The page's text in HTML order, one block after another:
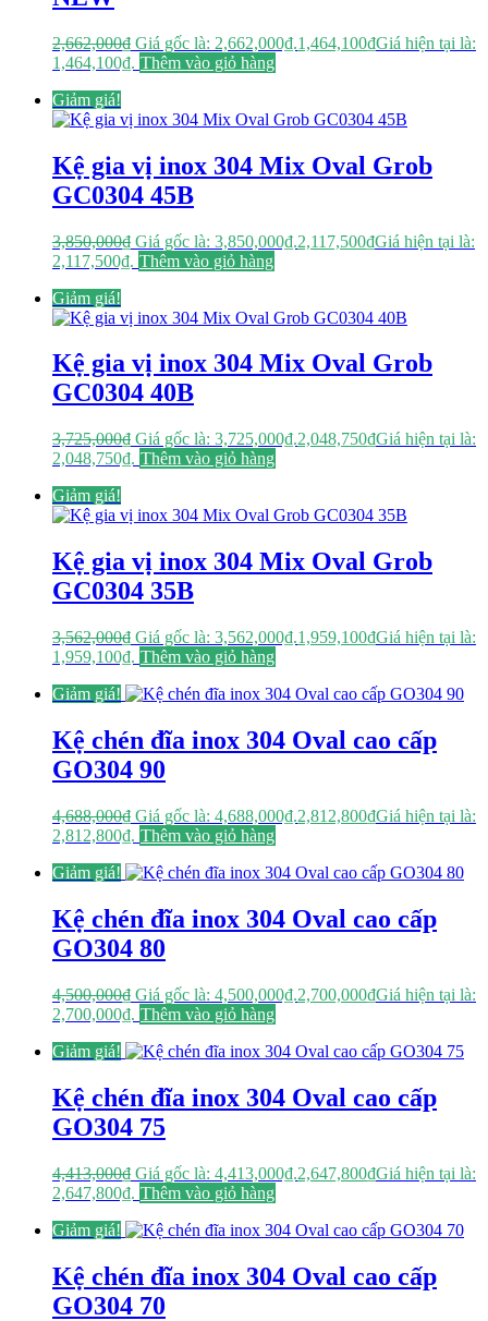
2,662,000₫ Giá gốc là: 2,662,000₫.1,464,100₫Giá hiện tại là:
1,464,100₫. Thêm vào giỏ hàng
Giảm giá!
Kệ gia vị inox 304 Mix Oval Grob
GC0304 45B
3,850,000₫ Giá gốc là: 3,850,000₫.2,117,500₫Giá hiện tại là:
2,117,500₫. Thêm vào giỏ hàng
Giảm giá!
Kệ gia vị inox 304 Mix Oval Grob
GC0304 40B
3,725,000₫ Giá gốc là: 3,725,000₫.2,048,750₫Giá hiện tại là:
2,048,750₫. Thêm vào giỏ hàng
Giảm giá!
Kệ gia vị inox 304 Mix Oval Grob
GC0304 35B
3,562,000₫ Giá gốc là: 3,562,000₫.1,959,100₫Giá hiện tại là:
1,959,100₫. Thêm vào giỏ hàng
Giảm giá!
Kệ chén đĩa inox 304 Oval cao cấp
GO304 90
4,688,000₫ Giá gốc là: 4,688,000₫.2,812,800₫Giá hiện tại là:
2,812,800₫. Thêm vào giỏ hàng
Giảm giá!
Kệ chén đĩa inox 304 Oval cao cấp
GO304 80
4,500,000₫ Giá gốc là: 4,500,000₫.2,700,000₫Giá hiện tại là:
2,700,000₫. Thêm vào giỏ hàng
Giảm giá!
Kệ chén đĩa inox 304 Oval cao cấp
GO304 75
4,413,000₫ Giá gốc là: 4,413,000₫.2,647,800₫Giá hiện tại là:
2,647,800₫. Thêm vào giỏ hàng
Giảm giá!
Kệ chén đĩa inox 304 Oval cao cấp
GO304 70